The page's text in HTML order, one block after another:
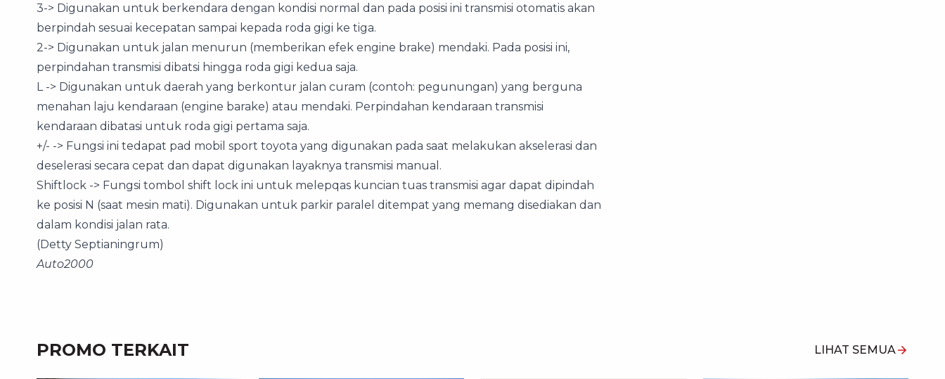
3-> Digunakan untuk berkendara dengan kondisi normal dan pada posisi ini transmisi otomatis akan
berpindah sesuai kecepatan sampai kepada roda gigi ke tiga.
2-> Digunakan untuk jalan menurun (memberikan efek engine brake) mendaki. Pada posisi ini,
perpindahan transmisi dibatsi hingga roda gigi kedua saja.
L -> Digunakan untuk daerah yang berkontur jalan curam (contoh: pegunungan) yang berguna
menahan laju kendaraan (engine barake) atau mendaki. Perpindahan kendaraan transmisi
kendaraan dibatasi untuk roda gigi pertama saja.
+/- -> Fungsi ini tedapat pad mobil sport toyota yang digunakan pada saat melakukan akselerasi dan
deselerasi secara cepat dan dapat digunakan layaknya transmisi manual.
Shiftlock -> Fungsi tombol shift lock ini untuk melepqas kuncian tuas transmisi agar dapat dipindah
ke posisi N (saat mesin mati). Digunakan untuk parkir paralel ditempat yang memang disediakan dan
dalam kondisi jalan rata.
(Detty Septianingrum)
Auto2000
PROMO TERKAIT LIHAT SEMUA